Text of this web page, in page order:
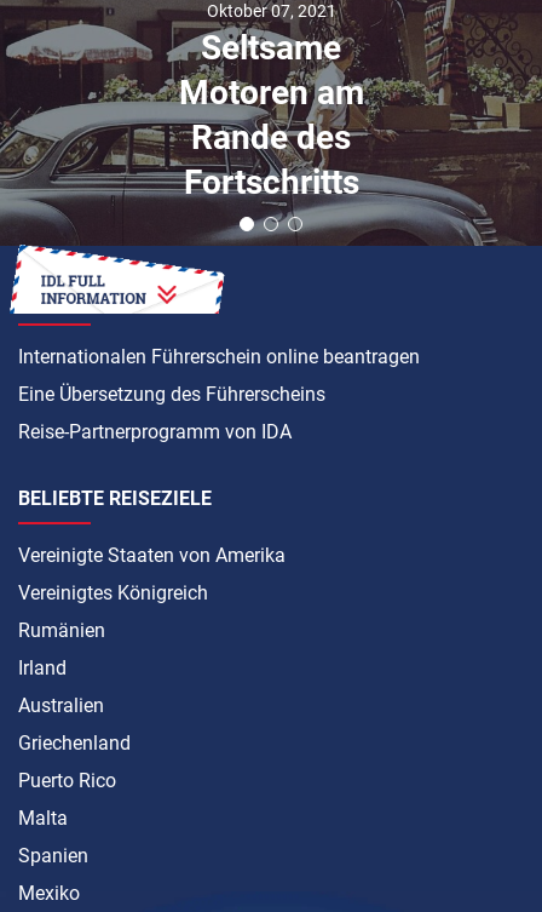
Oktober 07, 2021
Seltsame
Motoren am
Rande des
Fortschritts
ANLEITUNG
Internationalen Führerschein online beantragen
Eine Übersetzung des Führerscheins
Reise-Partnerprogramm von IDA
BELIEBTE REISEZIELE
Vereinigte Staaten von Amerika
Vereinigtes Königreich
Rumänien
Irland
Australien
Griechenland
Puerto Rico
Malta
Spanien
Mexiko